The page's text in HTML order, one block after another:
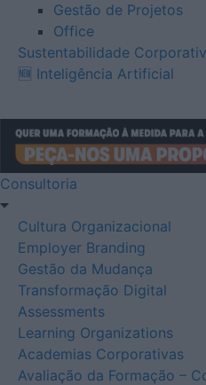
Gestão de Projetos
Office
Sustentabilidade
🆕 Inteligência Artificial
Consultoria
Cultura Organizacional
Employer Branding
Gestão da Mudança
Transformação Digital
Assessments
Learning Organizations
Academias Corporativas
Avaliação da Formação –